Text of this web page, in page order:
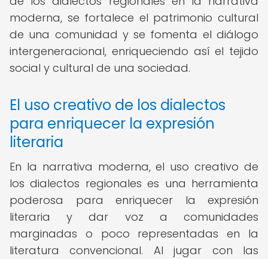
moderna, se fortalece el patrimonio cultural
de una comunidad y se fomenta el diálogo
intergeneracional, enriqueciendo así el tejido
social y cultural de una sociedad.
El uso creativo de los dialectos
para enriquecer la expresión
literaria
En la narrativa moderna, el uso creativo de
los dialectos regionales es una herramienta
poderosa para enriquecer la expresión
literaria y dar voz a comunidades
marginadas o poco representadas en la
literatura convencional. Al jugar con las